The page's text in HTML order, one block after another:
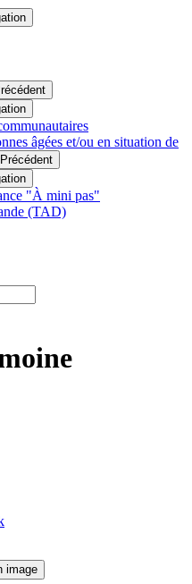
âgées et/ou en situation de
Précédent
"À mini pas"
(TAD)
image